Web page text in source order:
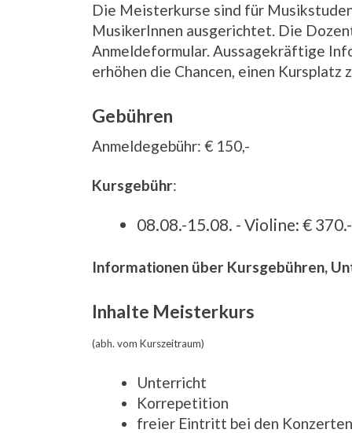
Die Meisterkurse sind für
MusikerInnen ausgerichtet. Die
Anmeldeformular. Aussagekräftige
erhöhen die Chancen, einen
Gebühren
Anmeldegebühr: € 150,-
Kursgebühr:
08.08.-15.08. - Violine: € 370.-
Informationen über Kursgebühren,
Inhalte Meisterkurs
(abh. vom Kurszeitraum)
Unterricht
Korrepetition
freier Eintritt bei den